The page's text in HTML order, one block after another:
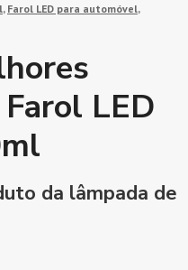
, Farol LED para automóvel,
LED
da lâmpada de